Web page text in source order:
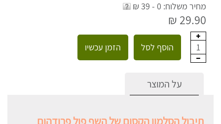
מחיר משלוח: 0 - 39 ₪
29.90 ₪
1 הוסף לסל הזמן עכשיו
על המוצר
תיבול הסלמון הקסום של השף פול פרודהום